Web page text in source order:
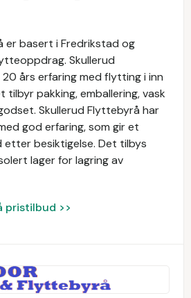
er basert i Fredrikstad og
Skullerud
års erfaring med flytting i inn
tilbyr pakking, emballering, vask
Skullerud Flyttebyrå har
god erfaring, som gir et
besiktigelse. Det tilbys
lager for lagring av
pristilbud >>